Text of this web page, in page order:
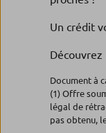
5
3.77 km
Un crédit
Découvrez
Document à
(1) Offre
légal de
pas obtenu,